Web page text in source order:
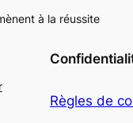
à la réussite
Règles de